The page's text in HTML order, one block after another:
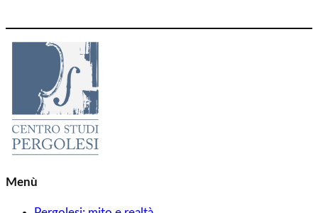
Menù